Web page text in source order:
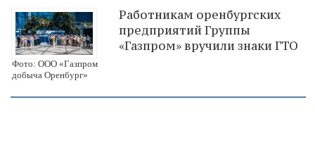
Фото: ООО «Газпром
добыча Оренбург»
Работникам оренбургских
предприятий Группы
«Газпром» вручили знаки ГТО